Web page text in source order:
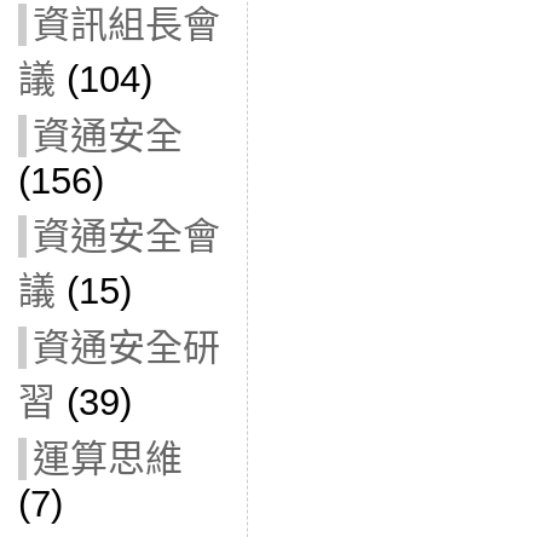
資訊組長會
議 (104)
資通安全
(156)
資通安全會
議 (15)
資通安全研
習 (39)
運算思維
(7)